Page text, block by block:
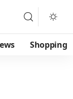
Shopping